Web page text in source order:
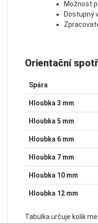
Možnost
Dostupný
Orientační
Spára
Hloubka 3 mm
Hloubka 5 mm
Hloubka 6 mm
Hloubka 7 mm
Hloubka 10 mm
Hloubka 12 mm
Tabulka určuje kolik